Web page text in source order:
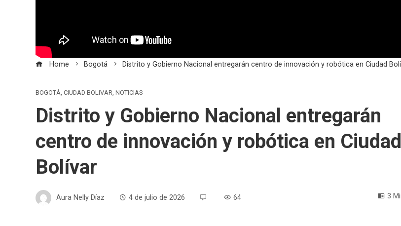
Home Bogotá Distrito y Gobierno Nacional entregarán centro de innovación y robótica en Ciudad
BOGOTÁ, CIUDAD BOLIVAR, NOTICIAS
Distrito y Gobierno Nacional entregarán
centro de innovación y robótica en Ciudad
Bolívar
Aura Nelly Díaz 4 de julio de 2026 64 3